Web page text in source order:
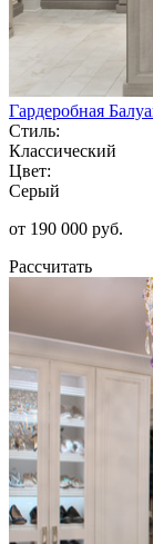
Гардеробная
Стиль:
Классический
Цвет:
Серый
от 190 000 руб.
Рассчитать